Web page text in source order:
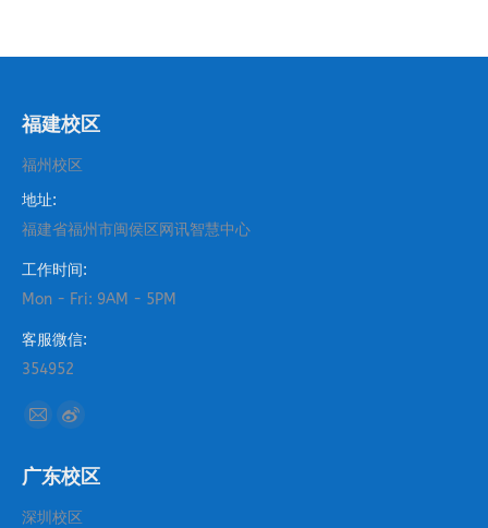
福建校区
福州校区
地址:
福建省福州市闽侯区网讯智慧中心
工作时间:
Mon - Fri: 9AM - 5PM
客服微信:
354952
找到我们：
Mail
opens
in
Weibo
opens
in
广东校区
深圳校区